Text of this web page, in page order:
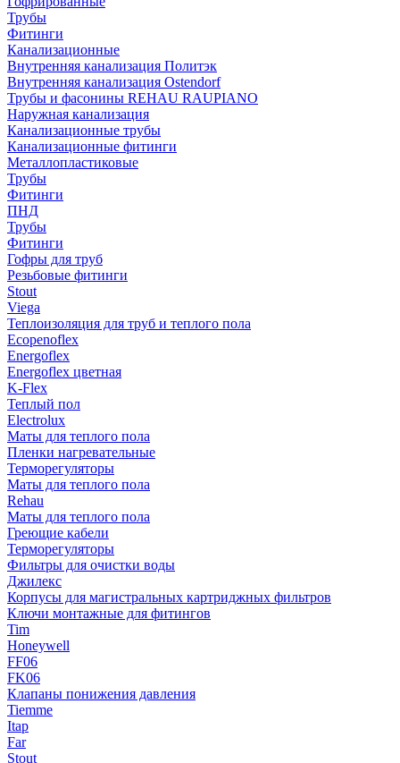
Трубы
Фитинги
Канализационные
Внутренняя канализация Политэк
Внутренняя канализация Ostendorf
Трубы и фасонины REHAU RAUPIANO
Наружная канализация
Канализационные трубы
Канализационные фитинги
Металлопластиковые
Трубы
Фитинги
ПНД
Трубы
Фитинги
Гофры для труб
Резьбовые фитинги
Stout
Viega
Теплоизоляция для труб и теплого пола
Ecopenoflex
Energoflex
Energoflex цветная
K-Flex
Теплый пол
Electrolux
Маты для теплого пола
Пленки нагревательные
Терморегуляторы
Маты для теплого пола
Rehau
Маты для теплого пола
Греющие кабели
Терморегуляторы
Фильтры для очистки воды
Джилекс
Корпусы для магистральных картриджных фильтров
Ключи монтажные для фитингов
Tim
Honeywell
FF06
FK06
Клапаны понижения давления
Tiemme
Itap
Far
Stout